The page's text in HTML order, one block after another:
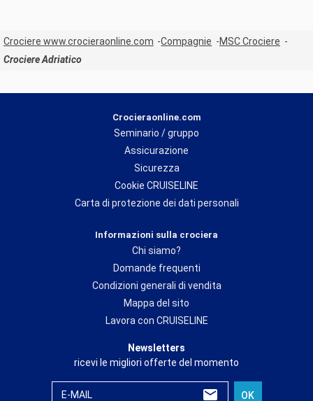
Crociere www.crocieraonline.com Compagnie
MSC Crociere
Crociere Adriatico
Crocieraonline.com
Seminario / gruppo
Assicurazione
Sicurezza
Cookie CRUISELINE
Carta di protezione dei dati personali
Informazioni sulla crociera
Chi siamo?
Domande frequenti
Condizioni generali di vendita
Mappa del sito
Lavora con CRUISELINE
Newsletters
ricevi le migliori offerte del momento
E-MAIL OK